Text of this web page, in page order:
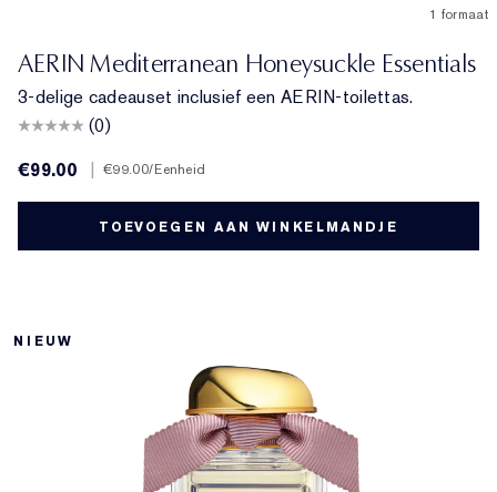
1 formaat
AERIN Mediterranean Honeysuckle Essentials
3-delige cadeauset inclusief een AERIN-toilettas.
(0)
€99.00
€99.00/Eenheid
TOEVOEGEN AAN WINKELMANDJE
NIEUW